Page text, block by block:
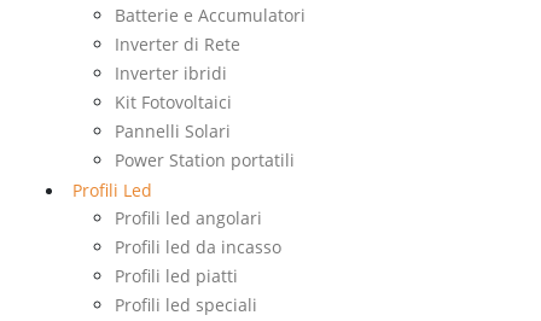
Batterie e Accumulatori
Inverter di Rete
Inverter ibridi
Kit Fotovoltaici
Pannelli Solari
Power Station portatili
Profili Led
Profili led angolari
Profili led da incasso
Profili led piatti
Profili led speciali